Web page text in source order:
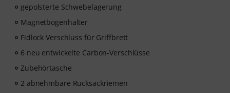
gepolsterte Schwebelagerung
Magnetbogenhalter
Fidlock Verschluss für Griffbrett
6 neu entwickelte Carbon-Verschlüsse
Zubehörtasche
2 abnehmbare Rucksackriemen